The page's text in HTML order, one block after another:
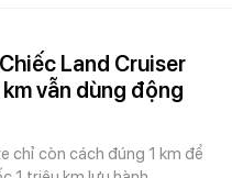
Land Cruiser
vẫn dùng động
chỉ còn cách đúng 1 km để